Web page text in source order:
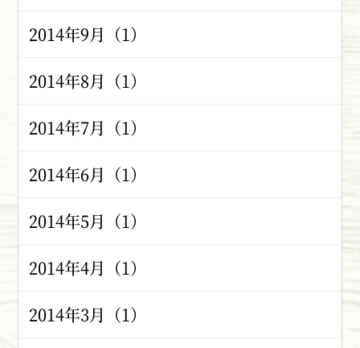
2014年9月（1）
2014年8月（1）
2014年7月（1）
2014年6月（1）
2014年5月（1）
2014年4月（1）
2014年3月（1）